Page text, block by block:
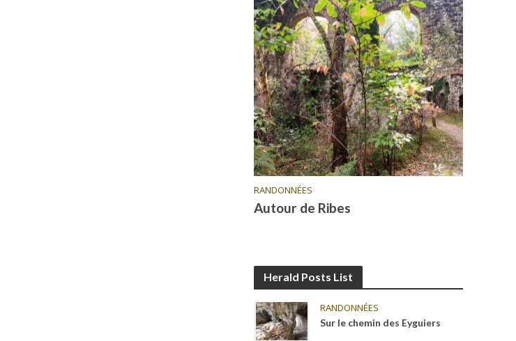
RANDONNÉES
Autour de Ribes
Herald Posts List
RANDONNÉES
Sur le chemin des Eyguiers